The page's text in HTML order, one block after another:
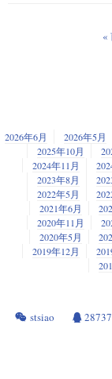
北京地铁为例。房山
现在车均崩溃，你可
但是，这种随意性使
Windows只有
目控制能力有了限制。
所以说，就像微软从
开源随着科技发展正
完善、壮大。
话，我只想给他冠以“
protondb.com——一个
lutris.net——一个帮
道在Steam里边，通
游戏的一小部分。至
再是几年前的穷苦样便
但不可否认，无论如
远也比不上Windows
PUBG，以及一些需
Adobe Creative
版本的，但表现一般
用替代品，那么最好
据自己心目中的排名
我分为两部分向你介
我的Linux推荐
不要看发行版众多，
RedHat系、Archlinux
Linux衍生出来的——
尔的Clear Linux这种
自己的Llinux名单建
一般来讲，求推荐的
问题可以很快的找到
Debian的发行版可能
行版，所以相对于多
度云这种在其他发行
«
2026年6月 2026年5月
2025年10月
2024年11月
2023年8月
2022年5月
2021年6月
2020年11月
2020年5月
2019年12月
stsiao